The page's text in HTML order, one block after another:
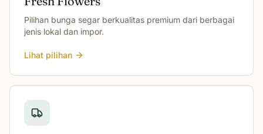
Pilihan bunga segar berkualitas premium dari berbagai
jenis lokal dan impor.
Lihat pilihan